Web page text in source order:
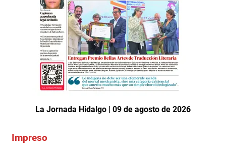
La Jornada Hidalgo | 09 de agosto de 2026
Impreso